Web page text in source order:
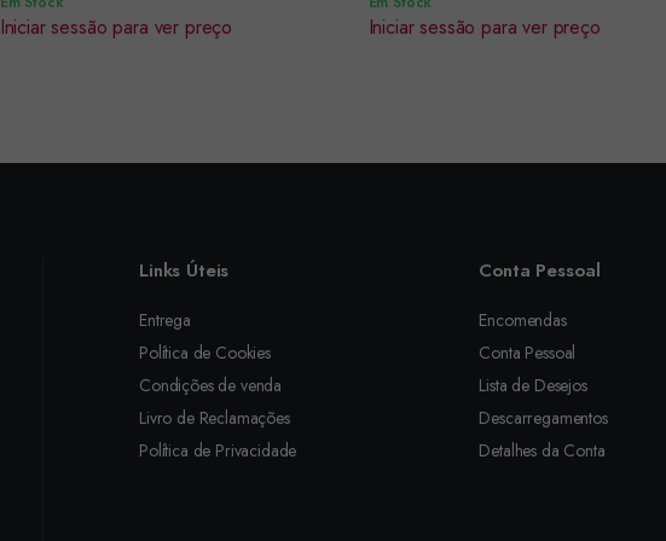
Iniciar sessão para ver preço Iniciar sessão para ver preço
Links Úteis
Entrega
Política de Cookies
Condições de venda
Livro de Reclamações
Política de Privacidade
Conta Pessoal
Encomendas
Conta Pessoal
Lista de Desejos
Descarregamentos
Detalhes da Conta